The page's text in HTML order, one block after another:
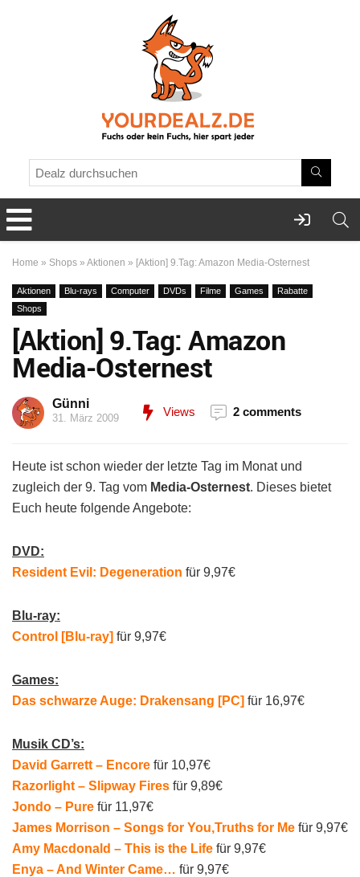
Home » Shops » Aktionen » [Aktion] 9.Tag: Amazon Media-Osternest
Aktionen Blu-rays Computer DVDs Filme Games
Rabatte
Shops
[Aktion] 9.Tag: Amazon
Media-Osternest
Günni
31. März 2009 Views 2 comments
Heute ist schon wieder der letzte Tag im Monat und
zugleich der 9. Tag vom Media-Osternest. Dieses bietet
Euch heute folgende Angebote:
DVD:
Resident Evil: Degeneration für 9,97€
Blu-ray:
Control [Blu-ray] für 9,97€
Games:
Das schwarze Auge: Drakensang [PC] für 16,97€
Musik CD’s:
David Garrett – Encore für 10,97€
Razorlight – Slipway Fires für 9,89€
Jondo – Pure für 11,97€
James Morrison – Songs for You,Truths for Me für 9,97€
Amy Macdonald – This is the Life für 9,97€
Enya – And Winter Came… für 9,97€